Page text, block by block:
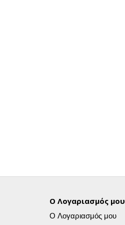
Ο Λογαριασμός μου
Ο Λογαριασμός μου